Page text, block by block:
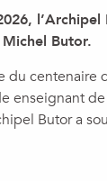
Butor.
du centenaire
enseignant
Butor a